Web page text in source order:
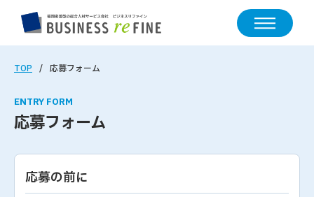
TOP 応募フォーム
ENTRY FORM
応募フォーム
応募の前に